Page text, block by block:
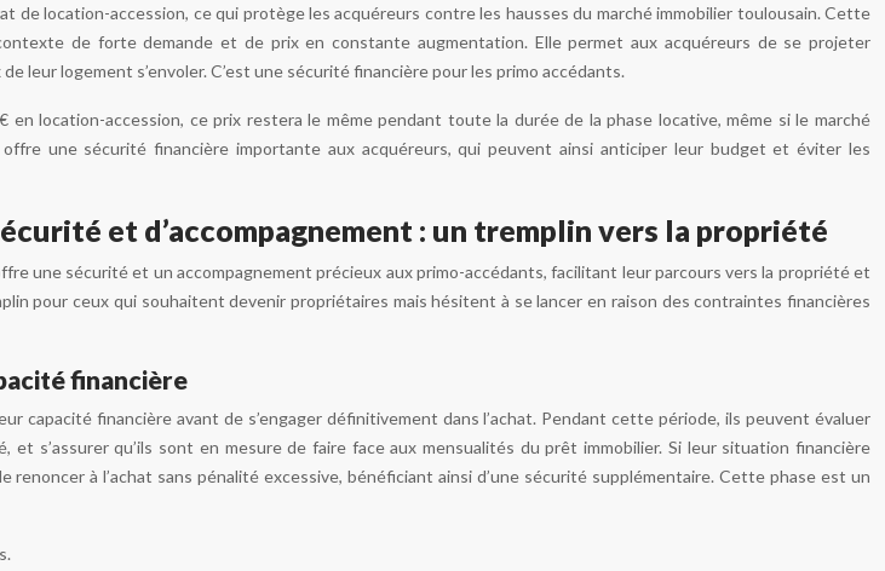
de location-accession, ce qui protège les acquéreurs contre les hausses du marché immobilier toulousain. Cette
de forte demande et de prix en constante augmentation. Elle permet aux acquéreurs de se projeter
leur logement s’envoler. C’est une sécurité financière pour les primo accédants.
en location-accession, ce prix restera le même pendant toute la durée de la phase locative, même si le marché
une sécurité financière importante aux acquéreurs, qui peuvent ainsi anticiper leur budget et éviter les
et d’accompagnement : un tremplin vers la propriété
une sécurité et un accompagnement précieux aux primo-accédants, facilitant leur parcours vers la propriété et
pour ceux qui souhaitent devenir propriétaires mais hésitent à se lancer en raison des contraintes financières
financière
capacité financière avant de s’engager définitivement dans l’achat. Pendant cette période, ils peuvent évaluer
s’assurer qu’ils sont en mesure de faire face aux mensualités du prêt immobilier. Si leur situation financière
renoncer à l’achat sans pénalité excessive, bénéficiant ainsi d’une sécurité supplémentaire. Cette phase est un